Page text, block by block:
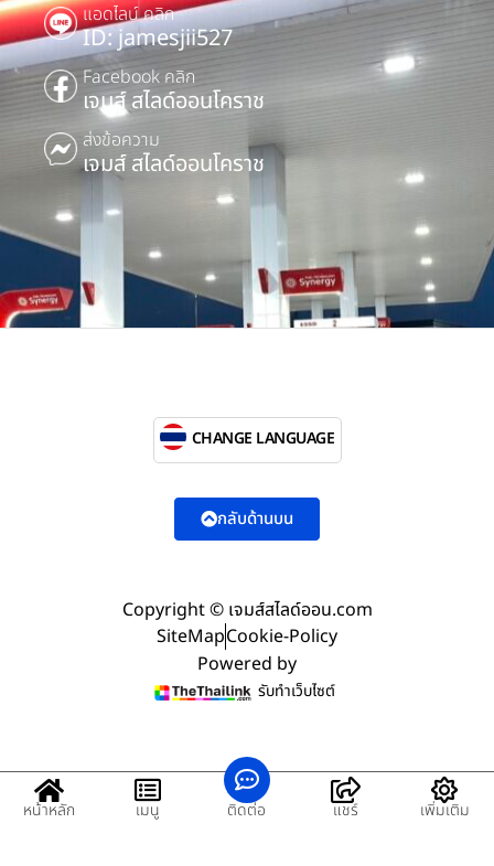
แอดไลน์ คลิก
ID: jamesjii527
Facebook คลิก
เจมส์ สไลด์ออนโคราช
ส่งข้อความ
เจมส์ สไลด์ออนโคราช
Copyright © เจมส์สไลด์ออน.com
SiteMapCookie-Policy
Powered by
รับทำเว็บไซต์
CHANGE LANGUAGE
กลับด้านบน
หน้าหลัก เมนู ติดต่อ แชร์ เพิ่มเติม